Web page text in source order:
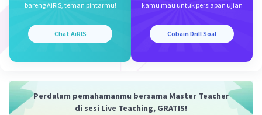
Iklan
bareng AiRIS, teman pintarmu!
Chat AiRIS
kamu mau untuk persiapan ujian
Cobain Drill Soal
Perdalam pemahamanmu bersama Master Teacher
di sesi Live Teaching, GRATIS!